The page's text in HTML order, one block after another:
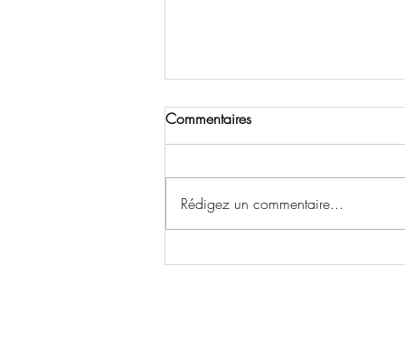
La malédiction des escalators
Commentaires
Rédigez un commentaire...